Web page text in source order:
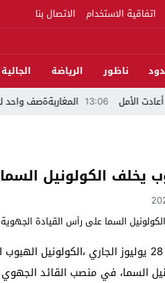
اتفاقية الاستخدام الاتصال بنا
ناظور الرياضة الجالية
13:06 المغاربةةصف واحد لموجهة
يخلف الكولونيل
خلف عصر اليوم الجمعة 28 يوليوز الجاري
السما، في منصب القائد